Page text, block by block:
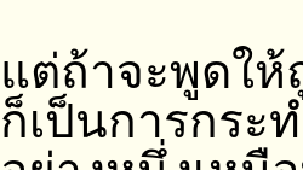
แต่ถ้าจะพูดให้
ก็เป็นการกระ